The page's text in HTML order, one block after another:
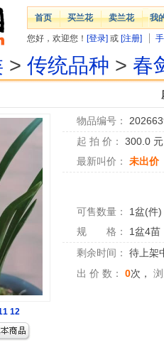
首页 买兰花 卖兰花 我
您好，欢迎您！ [登录] 或 [注册]
> 传统品种 > 春
12
物品编号：
起 拍 价：
300.0
最新叫价：
未出价
可售数量： 1盆(件)
规 格：
1盆4苗
剩余时间：
待上架
出 价 数：
0次，